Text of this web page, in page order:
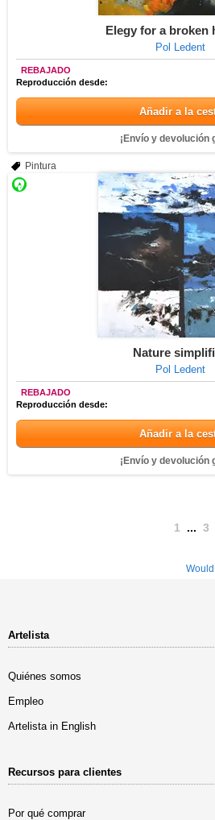
Elegy for a broken
Pol Ledent
REBAJADO
Reproducción desde:
Añadir a la
¡Envío y devolución
Pintura
Nature
Pol Ledent
REBAJADO
Reproducción desde:
Añadir a la
¡Envío y devolución
1 ... 3
Artelista
Quiénes somos
Empleo
Artelista in English
Recursos para clientes
Por qué comprar